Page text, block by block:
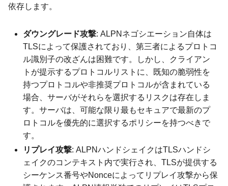
依存します。
ダウングレード攻撃: ALPNネゴシエーション自体は
TLSによって保護されており、第三者によるプロトコ
ル識別子の改ざんは困難です。しかし、クライアン
トが提示するプロトコルリストに、既知の脆弱性を
持つプロトコルや非推奨プロトコルが含まれている
場合、サーバがそれらを選択するリスクは存在しま
す。サーバは、可能な限り最もセキュアで最新のプ
ロトコルを優先的に選択するポリシーを持つべきで
す。
リプレイ攻撃: ALPNハンドシェイクはTLSハンドシ
ェイクのコンテキスト内で実行され、TLSが提供する
シーケンス番号やNonceによってリプレイ攻撃から保